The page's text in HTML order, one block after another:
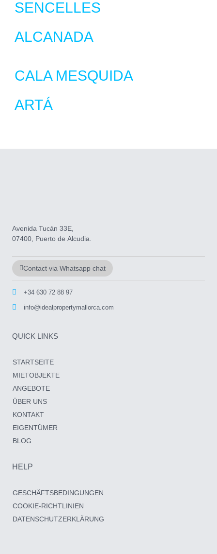
SENCELLES
ALCANADA
CALA MESQUIDA
ARTÁ
Avenida Tucán 33E,
07400, Puerto de Alcudia.
Contact via Whatsapp chat
+34 630 72 88 97
info@idealpropertymallorca.com
QUICK LINKS
STARTSEITE
MIETOBJEKTE
ANGEBOTE
ÜBER UNS
KONTAKT
EIGENTÜMER
BLOG
HELP
GESCHÄFTSBEDINGUNGEN
COOKIE-RICHTLINIEN
DATENSCHUTZERKLÄRUNG